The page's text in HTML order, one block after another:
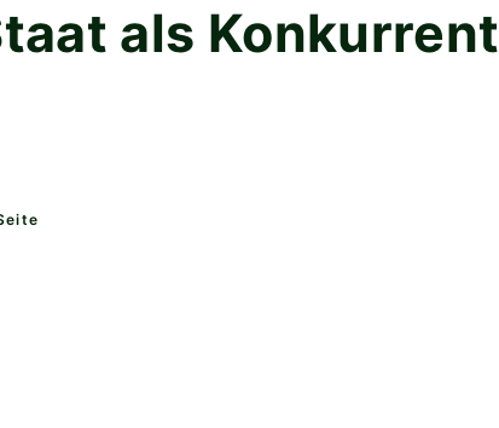
als Konkurrent